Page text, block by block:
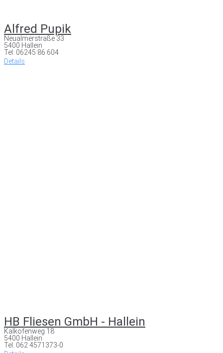
Alfred Pupik
Neualmerstraße 33
5400 Hallein
Tel: 06245 86 604
Details
HB Fliesen GmbH - Hallein
Kalkofenweg 18
5400 Hallein
Tel: 062 4571373-0